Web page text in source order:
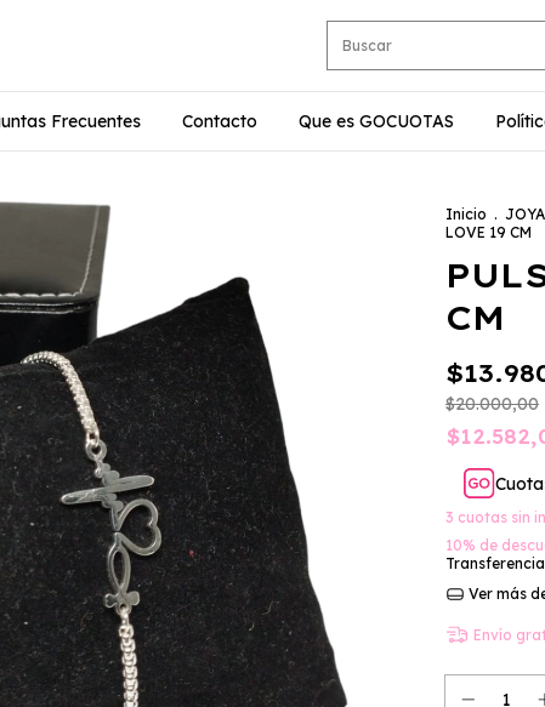
Frecuentes Contacto Que es GOCUOTAS
Inicio .
LOVE 19 CM
CM
$20.000,00
3 cuotas sin
10% de
Ver más
Envío